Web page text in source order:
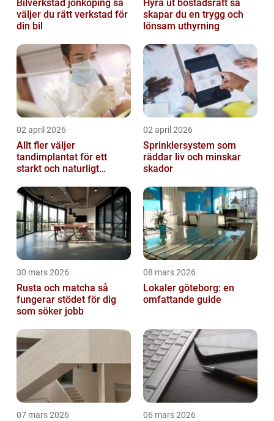
Bilverkstad jönköping så
väljer du rätt verkstad för
din bil
Hyra ut bostadsrätt så
skapar du en trygg och
lönsam uthyrning
02 april 2026
Allt fler väljer
tandimplantat för ett
starkt och naturligt
02 april 2026
Sprinklersystem som
räddar liv och minskar
skador
30 mars 2026
Rusta och matcha så
fungerar stödet för dig
som söker jobb
08 mars 2026
Lokaler göteborg: en
omfattande guide
07 mars 2026 06 mars 2026